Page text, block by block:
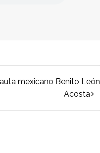
mexicano Benito León
Acosta